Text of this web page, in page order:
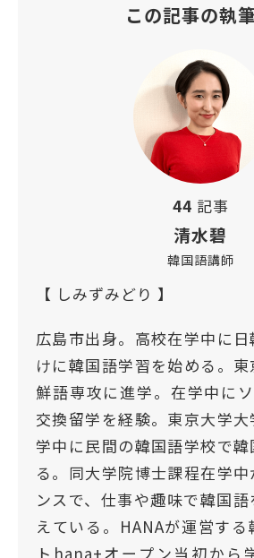
この記事の執
44 記事
清水碧
韓国語講師
【 しみずみどり 】
広島市出身。高校在学中に
けに韓国語学習を始める。
鮮語専攻に進学。在学中に
交換留学を経験。東京大学
学中に民間の韓国語学校で
る。同大学院博士課程在学
ンスで、仕事や趣味で韓国
えている。HANAが運営する
トhana+オープン当初から